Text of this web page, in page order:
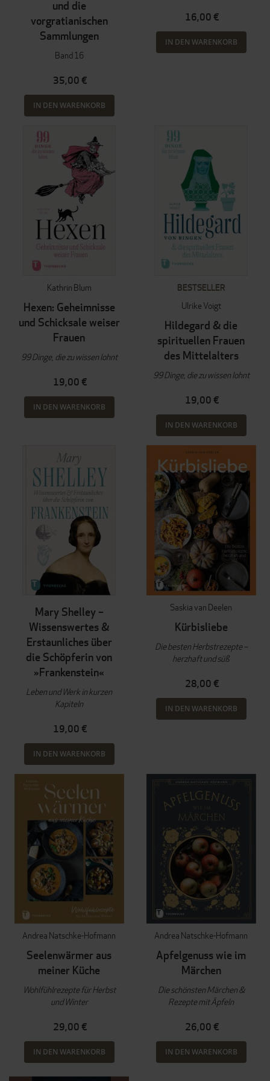
und die
vorgratianischen
Sammlungen
Band 16
35,00 €
IN DEN WARENKORB
16,00 €
IN DEN WARENKORB
Kathrin Blum
Hexen: Geheimnisse
und Schicksale weiser
Frauen
99 Dinge, die zu wissen lohnt
19,00 €
IN DEN WARENKORB
BESTSELLER
Ulrike Voigt
Hildegard & die
spirituellen Frauen
des Mittelalters
99 Dinge, die zu wissen lohnt
19,00 €
IN DEN WARENKORB
Mary Shelley –
Wissenswertes &
Erstaunliches über
die Schöpferin von
»Frankenstein«
Leben und Werk in kurzen
Kapiteln
19,00 €
IN DEN WARENKORB
Saskia van Deelen
Kürbisliebe
Die besten Herbstrezepte –
herzhaft und süß
28,00 €
IN DEN WARENKORB
Andrea Natschke-Hofmann
Seelenwärmer aus
meiner Küche
Wohlfühlrezepte für Herbst
und Winter
29,00 €
IN DEN WARENKORB
Andrea Natschke-Hofmann
Apfelgenuss wie im
Märchen
Die schönsten Märchen &
Rezepte mit Äpfeln
26,00 €
IN DEN WARENKORB